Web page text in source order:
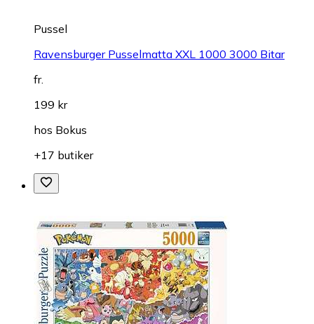
Pussel
Ravensburger Pusselmatta XXL 1000 3000 Bitar
fr.
199 kr
hos Bokus
+17 butiker